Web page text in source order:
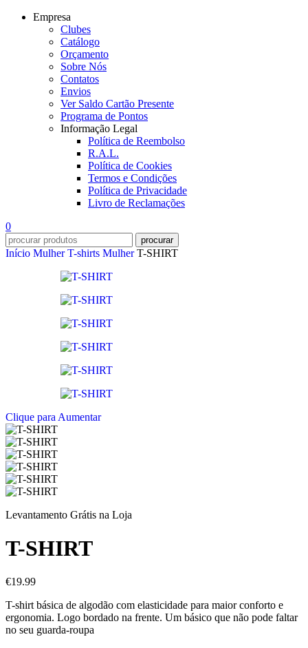
Empresa
Clubes
Catálogo
Orçamento
Sobre Nós
Contatos
Envios
Ver Saldo Cartão Presente
Programa de Pontos
Informação Legal
Política de Reembolso
R.A.L.
Política de Cookies
Termos e Condições
Política de Privacidade
Livro de Reclamações
0
procurar
Início MulherT-shirts MulherT-SHIRT
Clique para Aumentar
Levantamento Grátis na Loja
T-SHIRT
€19.99
T-shirt básica de algodão com elasticidade para maior conforto e
ergonomia. Logo bordado na frente. Um básico que não pode faltar
no seu guarda-roupa